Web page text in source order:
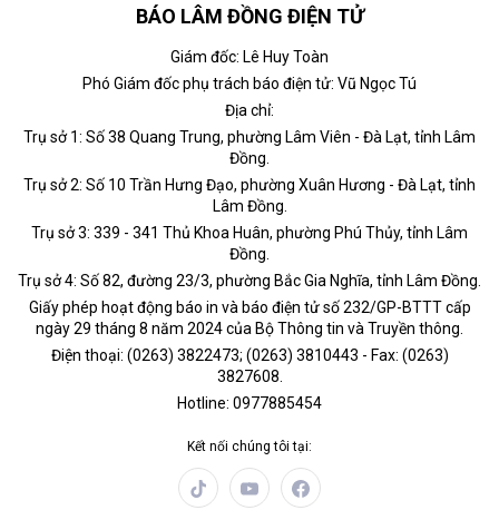
BÁO LÂM ĐỒNG ĐIỆN TỬ
Giám đốc: Lê Huy Toàn
Phó Giám đốc phụ trách báo điện tử: Vũ Ngọc Tú
Địa chỉ:
Trụ sở 1: Số 38 Quang Trung, phường Lâm Viên - Đà Lạt, tỉnh Lâm
Đồng.
Trụ sở 2: Số 10 Trần Hưng Đạo, phường Xuân Hương - Đà Lạt, tỉnh
Lâm Đồng.
Trụ sở 3: 339 - 341 Thủ Khoa Huân, phường Phú Thủy, tỉnh Lâm
Đồng.
Trụ sở 4: Số 82, đường 23/3, phường Bắc Gia Nghĩa, tỉnh Lâm Đồng.
Giấy phép hoạt động báo in và báo điện tử số 232/GP-BTTT cấp
ngày 29 tháng 8 năm 2024 của Bộ Thông tin và Truyền thông.
Điện thoại: (0263) 3822473; (0263) 3810443 - Fax: (0263)
3827608.
Hotline: 0977885454
Kết nối chúng tôi tại: